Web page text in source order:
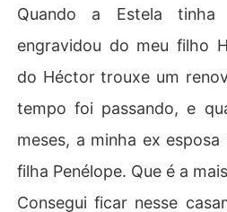
Quando a Estela tinha
engravidou do meu filho
do Héctor trouxe um
tempo foi passando, e
meses, a minha ex
filha Penélope. Que é a
Consegui ficar nesse